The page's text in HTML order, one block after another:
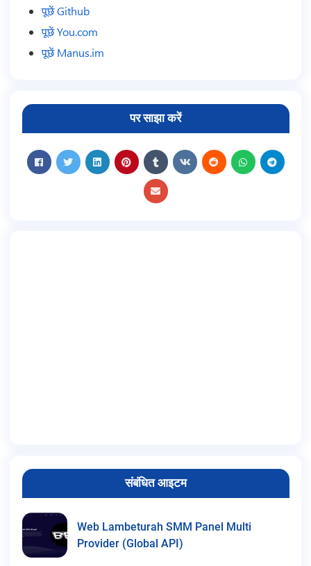
पूछें Github
पूछें You.com
पूछें Manus.im
पर साझा करें
संबंधित आइटम
Web Lambeturah SMM Panel Multi
Provider (Global API)